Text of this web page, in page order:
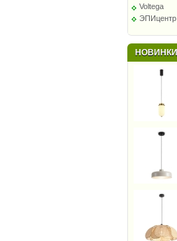
Voltega
ЭПИцентр
НОВИНКИ